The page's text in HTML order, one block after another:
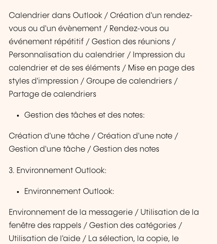
Calendrier dans Outlook / Création d'un rendez-
vous ou d'un évènement / Rendez-vous ou
événement répétitif / Gestion des réunions /
Personnalisation du calendrier / Impression du
calendrier et de ses éléments / Mise en page des
styles d'impression / Groupe de calendriers /
Partage de calendriers
Gestion des tâches et des notes:
Création d'une tâche / Création d'une note /
Gestion d'une tâche / Gestion des notes
3. Environnement Outlook:
Environnement Outlook:
Environnement de la messagerie / Utilisation de la
fenêtre des rappels / Gestion des catégories /
Utilisation de l'aide / La sélection, la copie, le